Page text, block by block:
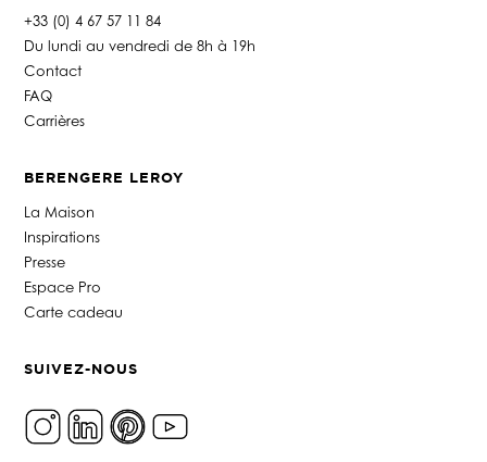
+33 (0) 4 67 57 11 84
Du lundi au vendredi de 8h à 19h
Contact
FAQ
Carrières
BERENGERE LEROY
La Maison
Inspirations
Presse
Espace Pro
Carte cadeau
SUIVEZ-NOUS